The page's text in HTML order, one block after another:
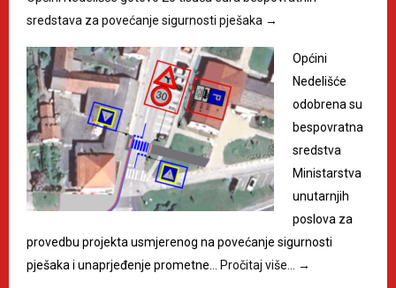
sredstava za povećanje sigurnosti pješaka →
Općini
Nedelišće
odobrena su
bespovratna
sredstva
Ministarstva
unutarnjih
poslova za
provedbu projekta usmjerenog na povećanje sigurnosti
pješaka i unaprjeđenje prometne…
Pročitaj više… →